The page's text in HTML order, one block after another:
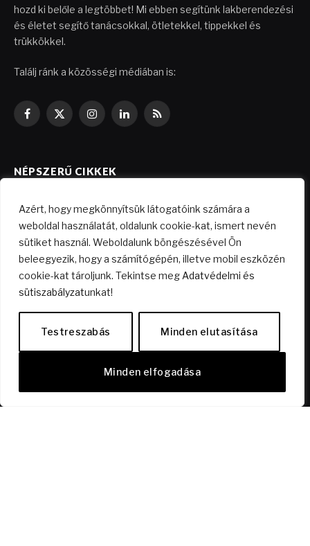
Azért, hogy megkönnyítsük látogatóink számára a
weboldal használatát, oldalunk cookie-kat, ismert nevén
sütiket használ. Weboldalunk böngészésével Ön
beleegyezik, hogy a számítógépén, illetve mobil eszközén
cookie-kat tároljunk. Tekintse meg Adatvédelmi és
sütiszabályzatunkat!
Testreszabás Minden elutasítása
Minden elfogadása
hozd ki belőle a legtöbbet! Mi ebben segítünk lakberendezési
és életet segítő tanácsokkal, ötletekkel, tippekkel és
trükkökkel.
Találj ránk a közösségi médiában is:
Facebook
X
InstagramLinkedInRSS
NÉPSZERŰ CIKKEK
Költségkímélő felújítási ötletek
Nyitott terű lakás? Mire jó az?
Dísz a polcon vagy élmény a mélyben? – A bor,
ami kimozdít!